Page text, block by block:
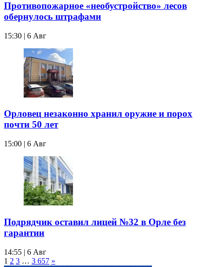
Противопожарное «необустройство» лесов
обернулось штрафами
15:30 | 6 Авг
Орловец незаконно хранил оружие и порох
почти 50 лет
15:00 | 6 Авг
Подрядчик оставил лицей №32 в Орле без
гарантии
14:55 | 6 Авг
1 2 3 … 3 657 »